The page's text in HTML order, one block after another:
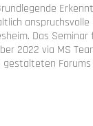
anspruchsvolle
Das
2022 via MS